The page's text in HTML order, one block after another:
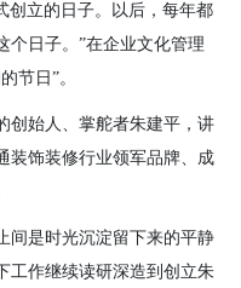
创立的日子。以后，每年都
个日子。”在企业文化管理
节日”。
创始人、掌舵者朱建平，讲
装饰装修行业领军品牌、成
间是时光沉淀留下来的平静
工作继续读研深造到创立朱